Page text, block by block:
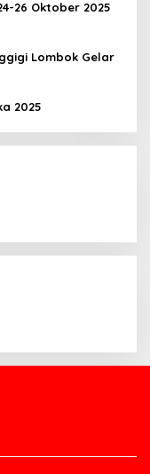
26 Oktober 2025
Lombok Gelar
2025